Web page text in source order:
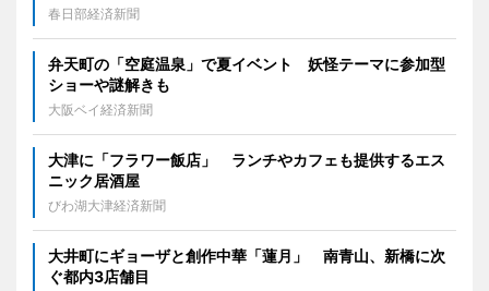
春日部経済新聞
弁天町の「空庭温泉」で夏イベント 妖怪テーマに参加型
ショーや謎解きも
大阪ベイ経済新聞
大津に「フラワー飯店」 ランチやカフェも提供するエス
ニック居酒屋
びわ湖大津経済新聞
大井町にギョーザと創作中華「蓮月」 南青山、新橋に次
ぐ都内3店舗目